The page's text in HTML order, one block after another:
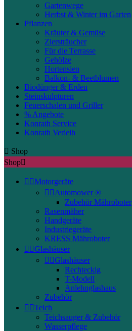
Gartenwege
Herbst & Winter im Garten
Pflanzen
Kräuter & Gemüse
Ziersträucher
Für die Terrasse
Gehölze
Hortensien
Balkon- & Beetblumen
Biodünger & Erden
Steinskulpturen
Feuerschalen und Griller
% Angebote
Konrath Service
Konrath Verleih
 Shop
Shop
 Motorgeräte
 Automower ®
Zubehör Mähroboter
Rasenmäher
Handgeräte
Industriegeräte
KRESS Mähroboter
 Glashäuser
 Glashäuser
Rechteckig
T-Modell
Anlehnglashaus
Zubehör
 Teich
Teichsauger & Zubehör
Wasserpflege